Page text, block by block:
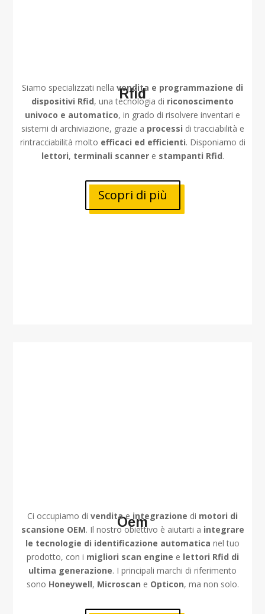
Rfid
Siamo specializzati nella vendita e programmazione di
dispositivi Rfid, una tecnologia di riconoscimento
univoco e automatico, in grado di risolvere inventari e
sistemi di archiviazione, grazie a processi di tracciabilità e
rintracciabilità molto efficaci ed efficienti. Disponiamo di
lettori, terminali scannere stampanti Rfid.
Scopri di più
Oem
Ci occupiamo di venditae integrazione di motori di
scansione OEM. Il nostro obiettivo è aiutarti a integrare
le tecnologie di identificazione automatica nel tuo
prodotto, con i migliori scan engine e lettori Rfid di
ultima generazione. I principali marchi di riferimento
sono Honeywell, Microscan e Opticon, ma non solo.